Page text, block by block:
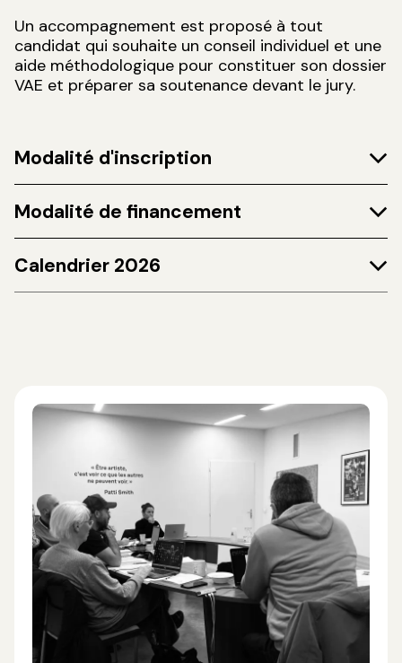
Un accompagnement est proposé à tout
candidat qui souhaite un conseil individuel et une
aide méthodologique pour constituer son dossier
VAE et préparer sa soutenance devant le jury.
Modalité d'inscription
Modalité de financement
Calendrier 2026